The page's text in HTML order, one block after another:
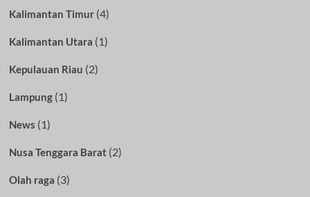
Kalimantan Timur(4)
Kalimantan Utara (1)
Kepulauan Riau (2)
Lampung(1)
News (1)
Nusa Tenggara Barat(2)
Olah raga (3)